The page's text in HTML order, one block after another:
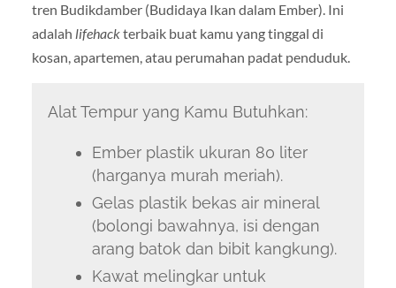
tren Budikdamber (Budidaya Ikan dalam Ember). Ini
adalah lifehackterbaik buat kamu yang tinggal di
kosan, apartemen, atau perumahan padat penduduk.
Alat Tempur yang Kamu Butuhkan:
Ember plastik ukuran 80 liter
(harganya murah meriah).
Gelas plastik bekas air mineral
(bolongi bawahnya, isi dengan
arang batok dan bibit kangkung).
Kawat melingkar untuk